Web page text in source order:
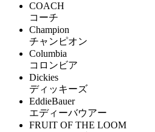
COACH
コーチ
Champion
チャンピオン
Columbia
コロンビア
Dickies
ディッキーズ
EddieBauer
エディーバウアー
FRUIT OF THE LOOM